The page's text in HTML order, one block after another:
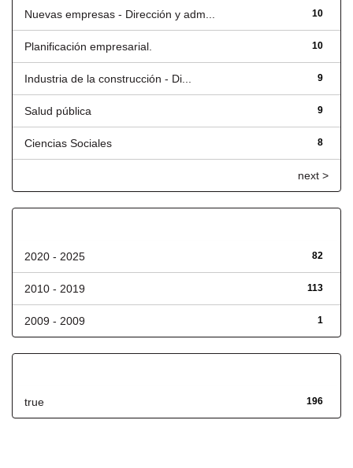
10
Nuevas empresas - Dirección y adm...
10
Planificación empresarial.
9
Industria de la construcción - Di...
9
Salud pública
8
Ciencias Sociales
next >
82
2020 - 2025
113
2010 - 2019
1
2009 - 2009
196
true